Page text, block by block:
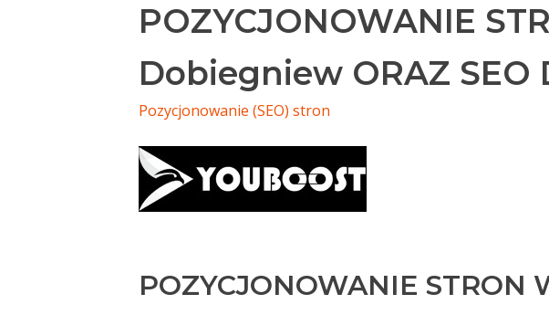
POZYCJONOWANIE
Dobiegniew ORAZ
Pozycjonowanie (SEO) stron
POZYCJONOWANIE